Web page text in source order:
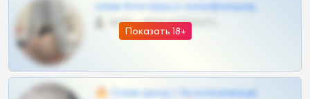
Показать 18+
слив блогерш и онлифанщиц
4675 •
🔥 Слив шкод | Эксклюзивные